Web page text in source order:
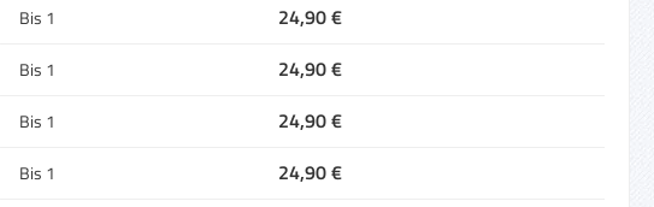
Bis 1 24,90 €
Bis 1 24,90 €
Bis 1 24,90 €
Bis 1 24,90 €